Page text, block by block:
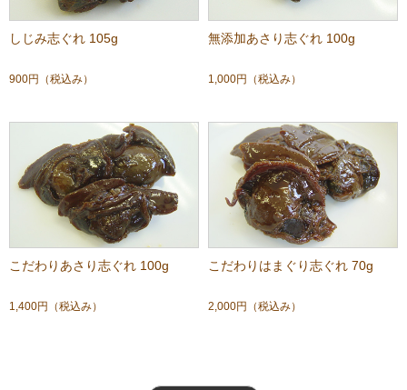
しじみ志ぐれ 105g
900円 （税込み）
無添加あさり志ぐれ 100g
1,000円 （税込み）
こだわりあさり志ぐれ 100g
1,400円 （税込み）
こだわりはまぐり志ぐれ 70g
2,000円 （税込み）